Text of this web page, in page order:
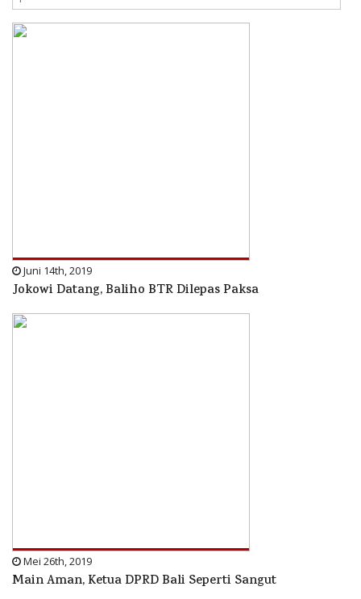
Juni 14th, 2019
Jokowi Datang, Baliho BTR Dilepas Paksa
Mei 26th, 2019
Main Aman, Ketua DPRD Bali Seperti Sangut